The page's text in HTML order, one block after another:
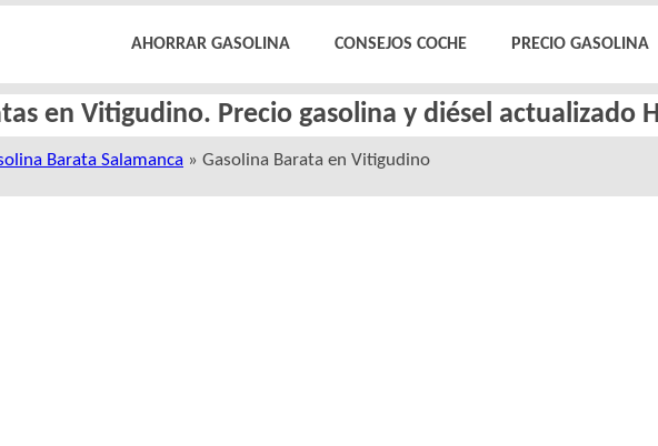
AHORRAR GASOLINA CONSEJOS COCHE PRECIO GASOLINA
en Vitigudino. Precio gasolina y diésel actualizado
Barata Salamanca » Gasolina Barata en Vitigudino